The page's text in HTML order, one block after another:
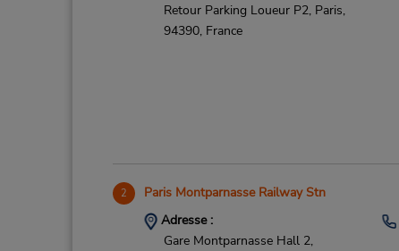
Retour Parking Loueur P2, Paris,
94390, France
2 Paris Montparnasse Railway Stn
Adresse :
Gare Montparnasse Hall 2,